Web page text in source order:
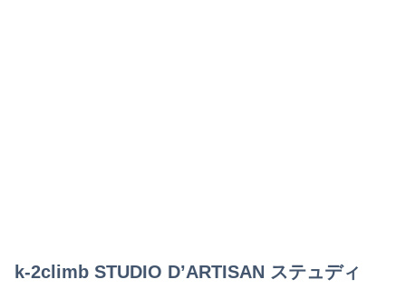
k-2climb STUDIO D’ARTISAN ステュディ